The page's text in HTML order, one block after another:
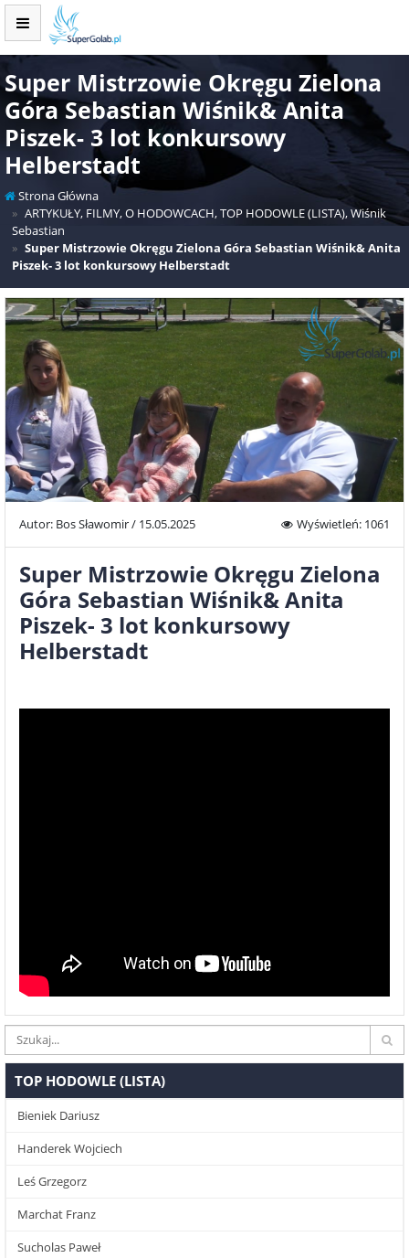
Super Mistrzowie Okręgu Zielona
Góra Sebastian Wiśnik& Anita
Piszek- 3 lot konkursowy
Helberstadt
Strona Główna
ARTYKUŁY, FILMY,O HODOWCACH,TOP HODOWLE (LISTA),Wiśnik
Sebastian
Super Mistrzowie Okręgu Zielona Góra Sebastian Wiśnik& Anita
Piszek- 3 lot konkursowy Helberstadt
TOP HODOWLE (LISTA)
Bieniek Dariusz
Handerek Wojciech
Leś Grzegorz
Marchat Franz
Sucholas Paweł
Autor: Bos Sławomir / 15.05.2025 Wyświetleń: 1061
Super Mistrzowie Okręgu Zielona
Góra Sebastian Wiśnik& Anita
Piszek- 3 lot konkursowy
Helberstadt